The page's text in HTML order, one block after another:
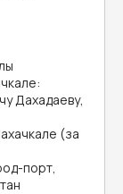
Дахадаеву,
(за
порт,